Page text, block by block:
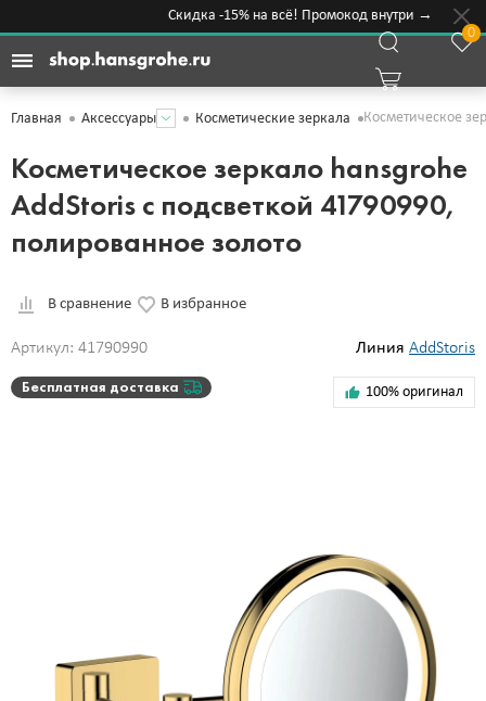
Скидка -15% на всё! Промокод внутри →
0
Главная Аксессуары Косметические зеркала Косметическое
Косметическое зеркало hansgrohe
AddStoris с подсветкой 41790990,
полированное золото
В сравнение В избранное
Артикул: 41790990 Линия AddStoris
Бесплатная доставка 100% оригинал